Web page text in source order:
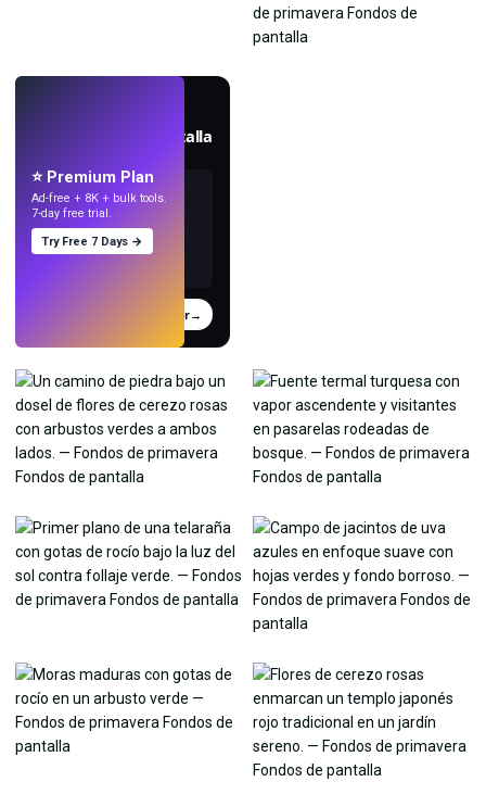
Crea fondos de pantalla
Probar→
⭐ Premium Plan
Ad-free + 8K + bulk tools.
7-day free trial.
Try Free 7 Days →